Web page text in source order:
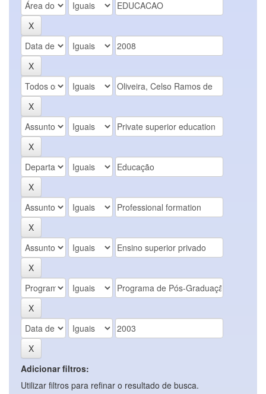
Adicionar filtros:
Utilizar filtros para refinar o resultado de busca.